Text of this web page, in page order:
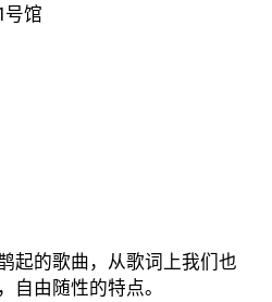
号馆
起的歌曲，从歌词上我们也
自由随性的特点。